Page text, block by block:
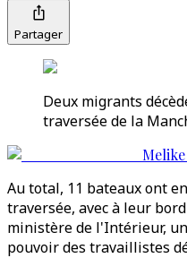
Partager
Deux migrants
traversée de la
Au total, 11 bateaux ont
traversée, avec à leur
ministère de l'Intérieur,
pouvoir des travaillistes